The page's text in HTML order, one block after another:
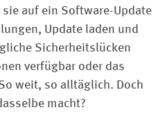
auf ein Software-Update
Update laden und
Sicherheitslücken
verfügbar oder das
weit, so alltäglich. Doch
macht?